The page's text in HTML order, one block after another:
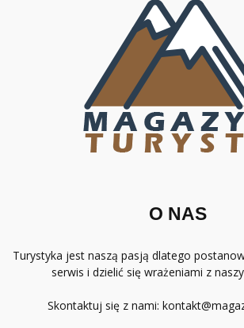
O NAS
Turystyka jest naszą pasją dlatego
serwis i dzielić się wrażeniami z
Skontaktuj się z nami: